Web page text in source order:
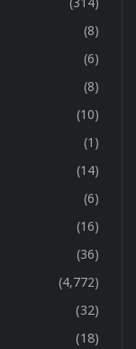
(8)
(6)
(8)
(10)
(1)
(14)
(6)
(16)
(36)
(4,772)
(32)
(18)